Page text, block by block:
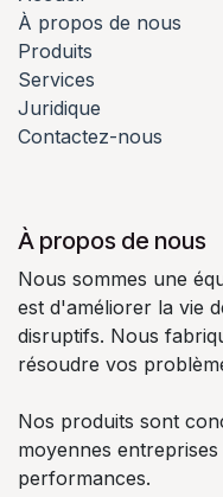
À propos de nous
Produits
Services
Juridique
Contactez-nous
À propos de nous
Nous sommes une
est d'améliorer la vie
disruptifs. Nous
résoudre vos
Nos produits sont
moyennes
performances.